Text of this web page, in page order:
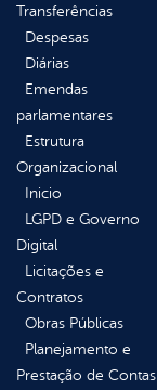
Transferências
Despesas
Diárias
Emendas
parlamentares
Estrutura
Organizacional
Inicio
LGPD e Governo
Digital
Licitações e
Contratos
Obras Públicas
Planejamento e
Prestação de Contas